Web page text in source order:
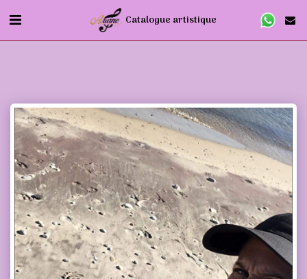
Catalogue artistique